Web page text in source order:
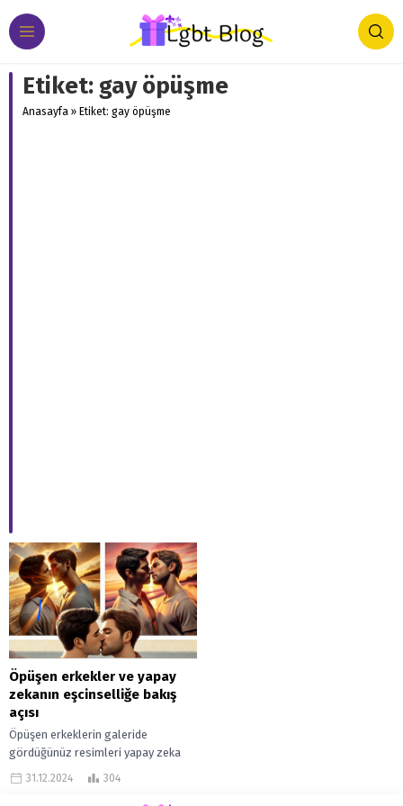
Etiket: gay öpüşme
Anasayfa » Etiket: gay öpüşme
Öpüşen erkekler ve yapay
zekanın eşcinselliğe bakış
açısı
Öpüşen erkeklerin galeride
gördüğünüz resimleri yapay zeka
tarafından oluşturuldu dersem
31.12.2024 304